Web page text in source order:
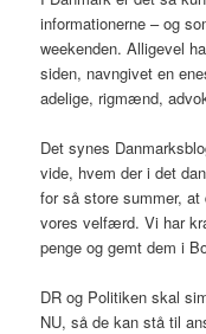
informationerne – og
weekenden. Alligevel
siden, navngivet en
adelige, rigmænd,
Det synes
vide, hvem der i det
for så store summer,
vores velfærd. Vi har
penge og gemt dem i
DR og Politiken skal
NU, så de kan stå til